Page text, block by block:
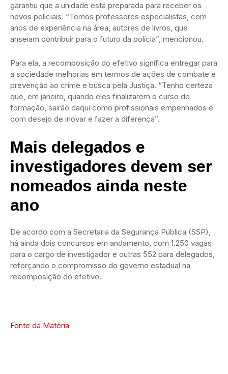
garantiu que a unidade está preparada para receber os
novos policiais. “Temos professores especialistas, com
anos de experiência na área, autores de livros, que
anseiam contribuir para o futuro da polícia”, mencionou.
Para ela, a recomposição do efetivo significa entregar para
a sociedade melhorias em termos de ações de combate e
prevenção ao crime e busca pela Justiça. “Tenho certeza
que, em janeiro, quando eles finalizarem o curso de
formação, sairão daqui como profissionais empenhados e
com desejo de inovar e fazer a diferença”.
Mais delegados e
investigadores devem ser
nomeados ainda neste
ano
De acordo com a Secretaria da Segurança Pública (SSP),
há ainda dois concursos em andamento, com 1.250 vagas
para o cargo de investigador e outras 552 para delegados,
reforçando o compromisso do governo estadual na
recomposição do efetivo.
Fonte da Matéria